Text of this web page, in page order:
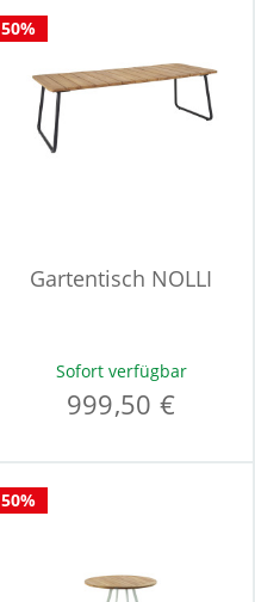
50%
Gartentisch NOLLI
Sofort verfügbar
999,50 €
50%